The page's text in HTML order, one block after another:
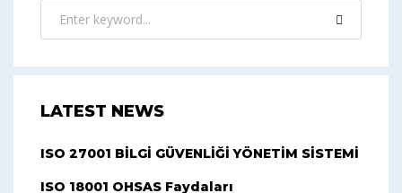
LATEST NEWS
ISO 27001 BİLGİ GÜVENLİĞİ YÖNETİM SİSTEMİ
ISO 18001 OHSAS Faydaları